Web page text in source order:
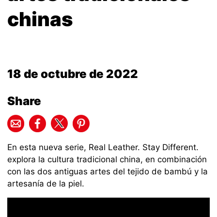
chinas
18 de octubre de 2022
Share
En esta nueva serie, Real Leather. Stay Different.
explora la cultura tradicional china, en combinación
con las dos antiguas artes del tejido de bambú y la
artesanía de la piel.